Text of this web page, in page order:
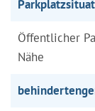
Öffentlicher
Nähe